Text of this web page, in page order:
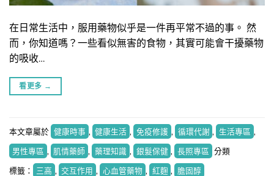
在日常生活中，服用藥物似乎是一件再平常不過的事。 然
而，你知道嗎？一些看似無害的食物，其實可能會干擾藥物
的吸收…
看更多 →
本文章屬於 健康時事 , 健康生活 , 免疫修護 , 循環代謝 , 生活專區 ,
男性專區 , 肌情藥師 , 藥理知識 , 銀髮保健 , 長照專區 分類
標籤： 三高 , 交互作用 , 心血管藥物 , 紅麴 , 膽固醇